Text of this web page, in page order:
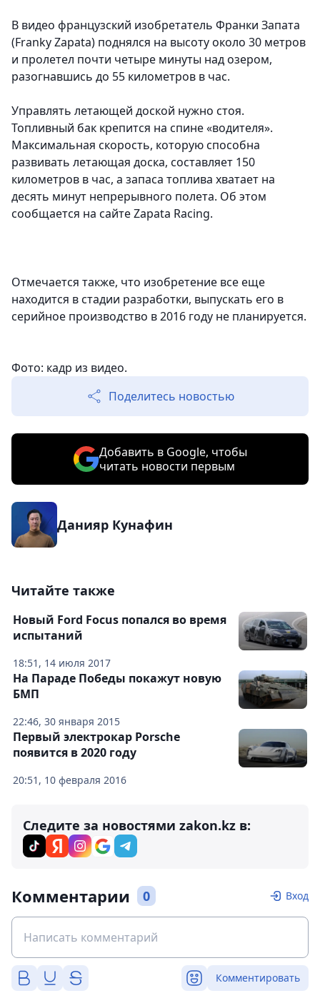
В видео французский изобретатель Франки Запата
(Franky Zapata) поднялся на высоту около 30 метров
и пролетел почти четыре минуты над озером,
разогнавшись до 55 километров в час.
Управлять летающей доской нужно стоя.
Топливный бак крепится на спине «водителя».
Максимальная скорость, которую способна
развивать летающая доска, составляет 150
километров в час, а запаса топлива хватает на
десять минут непрерывного полета. Об этом
сообщается на сайте Zapata Racing.
Отмечается также, что изобретение все еще
находится в стадии разработки, выпускать его в
серийное производство в 2016 году не планируется.
Фото: кадр из видео.
Поделитесь новостью
Добавить в Google, чтобы
читать новости первым
Данияр Кунафин
Читайте также
18:51, 14 июля 2017
Новый Ford Focus попался во время
испытаний
22:46, 30 января 2015
На Параде Победы покажут новую
БМП
20:51, 10 февраля 2016
Первый электрокар Porsche
появится в 2020 году
Следите за новостями zakon.kz в:
Комментарии 0 Вход
Комментировать